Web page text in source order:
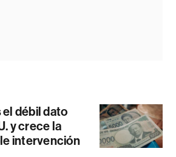
el débil dato
y crece la
intervención